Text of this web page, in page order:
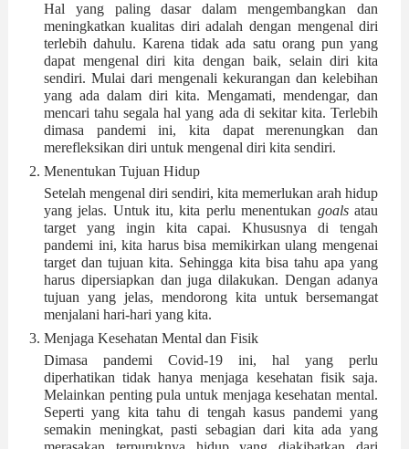
Hal yang paling dasar dalam mengembangkan dan
meningkatkan kualitas diri adalah dengan mengenal diri
terlebih dahulu. Karena tidak ada satu orang pun yang
dapat mengenal diri kita dengan baik, selain diri kita
sendiri. Mulai dari mengenali kekurangan dan kelebihan
yang ada dalam diri kita. Mengamati, mendengar, dan
mencari tahu segala hal yang ada di sekitar kita. Terlebih
dimasa pandemi ini, kita dapat merenungkan dan
merefleksikan diri untuk mengenal diri kita sendiri.
Menentukan Tujuan Hidup
Setelah mengenal diri sendiri, kita memerlukan arah hidup
yang jelas. Untuk itu, kita perlu menentukan goals atau
target yang ingin kita capai. Khususnya di tengah
pandemi ini, kita harus bisa memikirkan ulang mengenai
target dan tujuan kita. Sehingga kita bisa tahu apa yang
harus dipersiapkan dan juga dilakukan. Dengan adanya
tujuan yang jelas, mendorong kita untuk bersemangat
menjalani hari-hari yang kita.
Menjaga Kesehatan Mental dan Fisik
Dimasa pandemi Covid-19 ini, hal yang perlu
diperhatikan tidak hanya menjaga kesehatan fisik saja.
Melainkan penting pula untuk menjaga kesehatan mental.
Seperti yang kita tahu di tengah kasus pandemi yang
semakin meningkat, pasti sebagian dari kita ada yang